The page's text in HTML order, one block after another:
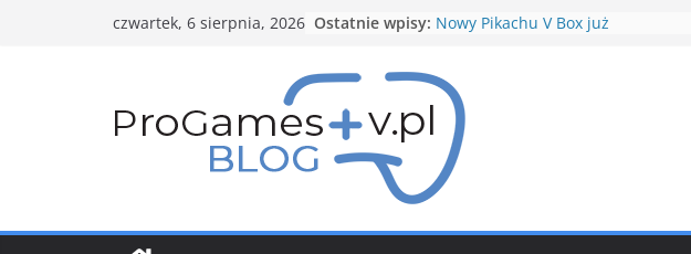
czwartek, 6 sierpnia, 2026 Ostatnie wpisy: Nowy Pikachu V Box już
Nowe budowle w Minecraft Shrines
Structures Mod 1.18.1
Genesect (Shock Drive) debiutuje w
5 gwiazdkowych raidach
Styczniowe Community Days w
Pokemon GO